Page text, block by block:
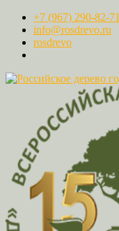
+7 (967) 290-82-71
info@rosdrevo.ru
rosdrevo